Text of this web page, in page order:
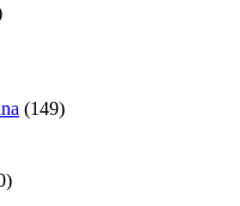
(149)
)